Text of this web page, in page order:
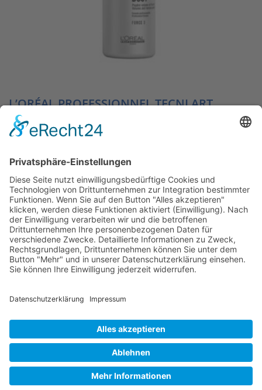
L’ORÉAL PROFESSIONNEL TECNI ART
SUPER DUST
15,95€
MEHR LADEN
KONTAKT
IMPRESSUM
DATENSCHUTZ
AGB
© STICK FRISÖR 2025
0